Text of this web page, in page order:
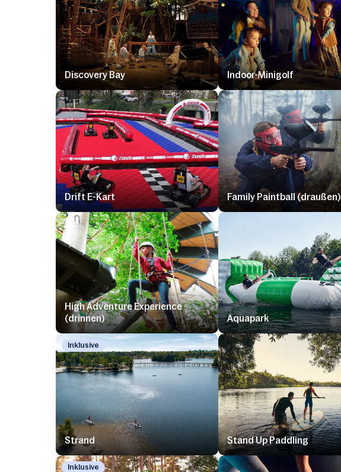
Discovery Bay Indoor-Minigolf
Drift E-Kart Family Paintball (draußen)
High Adventure Experience
(drinnen)
Aquapark
Inklusive
Strand Stand Up Paddling
Inklusive